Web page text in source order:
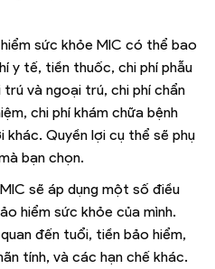
sức khỏe MIC có thể bao
y tế, tiền thuốc, chi phí phẫu
và ngoại trú, chi phí chẩn
chi phí khám chữa bệnh
khác. Quyền lợi cụ thể sẽ phụ
bạn chọn.
sẽ áp dụng một số điều
hiểm sức khỏe của mình.
đến tuổi, tiền bảo hiểm,
tính, và các hạn chế khác.